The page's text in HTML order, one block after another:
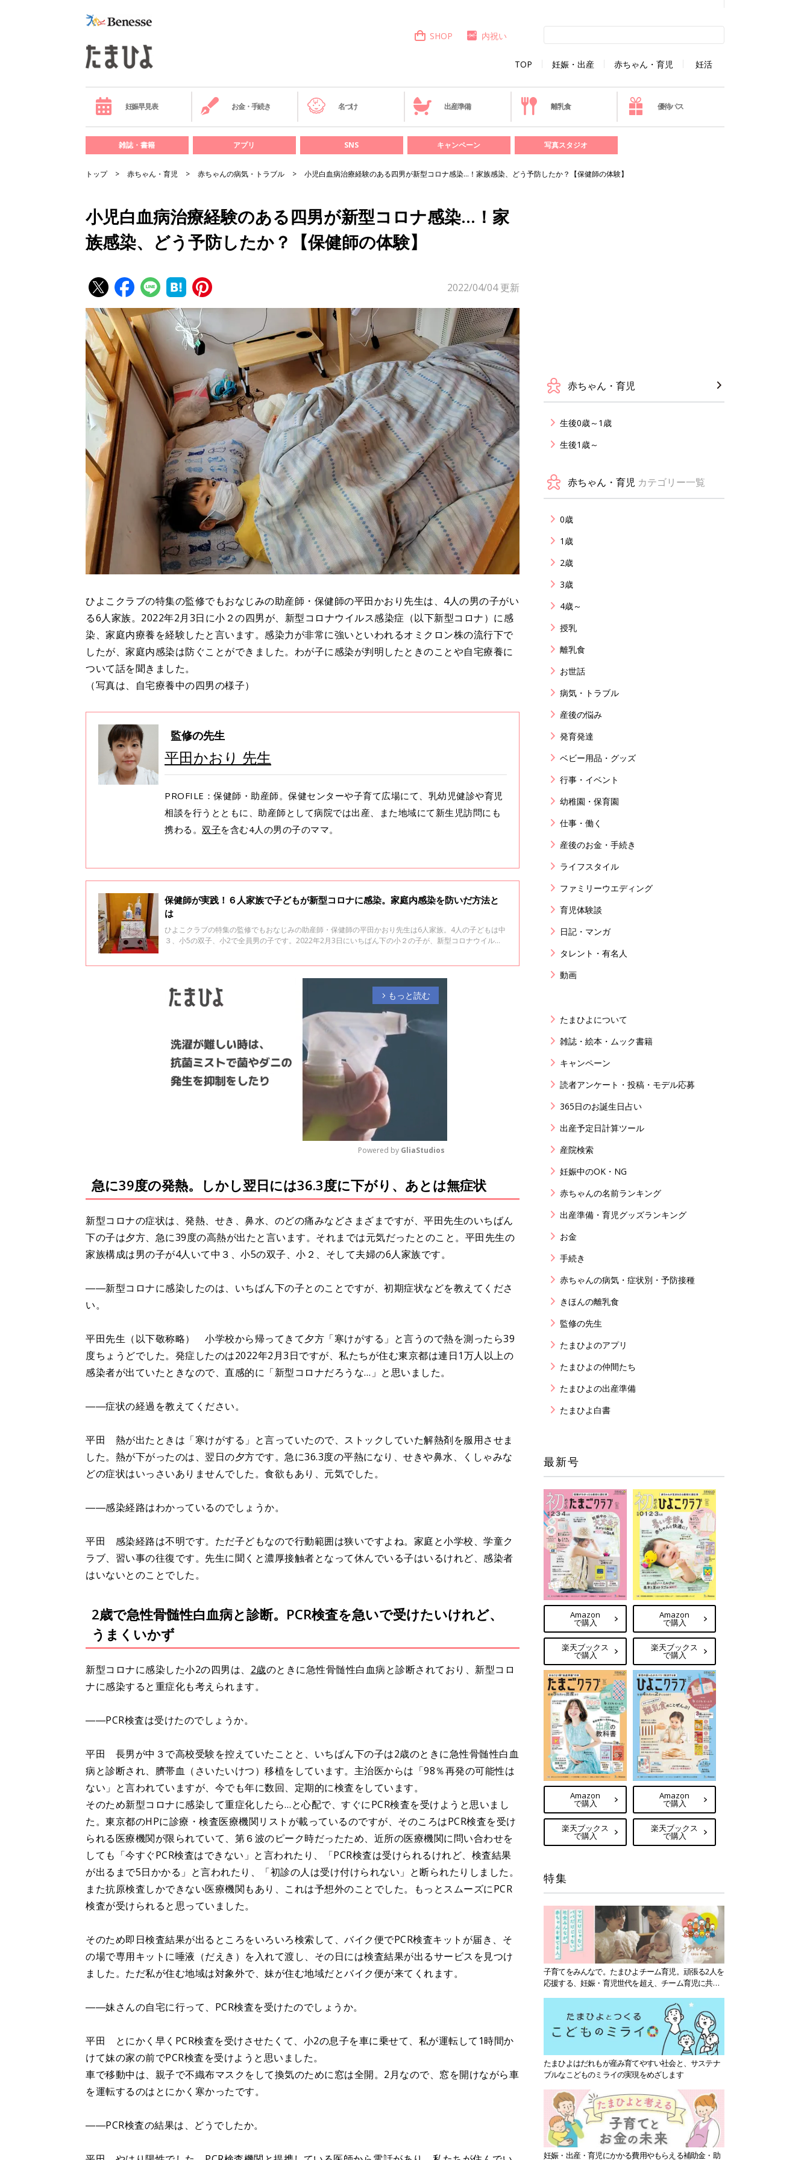
TOP 妊娠・出産 赤ちゃん・育児 妊活
SHOP 内祝い
妊娠早見表 お金・手続き 名づけ 出産準備 離乳食 優待パス
雑誌・書籍 アプリ SNS キャンペーン 写真スタジオ
トップ 赤ちゃん・育児 赤ちゃんの病気・トラブル 小児白血病治療経験のある四男が新型コロナ感染…！家族感染、どう予防したか？【保健師の体験】
小児白血病治療経験のある四男が新型コロナ感染…！家
族感染、どう予防したか？【保健師の体験】
2022/04/04更新
ひよこクラブの特集の監修でもおなじみの助産師・保健師の平田かおり先生は、4人の男の子がい
る6人家族。2022年2月3日に小２の四男が、新型コロナウイルス感染症（以下新型コロナ）に感
染、家庭内療養を経験したと言います。感染力が非常に強いといわれるオミクロン株の流行下で
したが、家庭内感染は防ぐことができました。わが子に感染が判明したときのことや自宅療養に
ついて話を聞きました。
（写真は、自宅療養中の四男の様子）
監修の先生
平田かおり 先生
PROFILE：保健師・助産師。保健センターや子育て広場にて、乳幼児健診や育児
相談を行うとともに、助産師として病院では出産、また地域にて新生児訪問にも
携わる。 双子を含む4人の男の子のママ。
保健師が実践！６人家族で子どもが新型コロナに感染。家庭内感染を防いだ方法と
は
ひよこクラブの特集の監修でもおなじみの助産師・保健師の平田かおり先生は6人家族。4人の子どもは中
３、小5の双子、小2で全員男の子です。2022年2月3日にいちばん下の小２の子が、新型コロナウイルス
arrow_forward_ios もっと読む
u
t
e
Powered by GliaStudios
急に39度の発熱。しかし翌日には36.3度に下がり、あとは無症状
新型コロナの症状は、発熱、せき、鼻水、のどの痛みなどさまざまですが、平田先生のいちばん
下の子は夕方、急に39度の高熱が出たと言います。それまでは元気だったとのこと。平田先生の
家族構成は男の子が4人いて中３、小5の双子、小２、そして夫婦の6人家族です。
――新型コロナに感染したのは、いちばん下の子とのことですが、初期症状などを教えてくださ
い。
平田先生（以下敬称略） 小学校から帰ってきて夕方「寒けがする」と言うので熱を測ったら39
度ちょうどでした。発症したのは2022年2月3日ですが、私たちが住む東京都は連日1万人以上の
感染者が出ていたときなので、直感的に「新型コロナだろうな…」と思いました。
――症状の経過を教えてください。
平田 熱が出たときは「寒けがする」と言っていたので、ストックしていた解熱剤を服用させま
した。熱が下がったのは、翌日の夕方です。急に36.3度の平熱になり、せきや鼻水、くしゃみな
どの症状はいっさいありませんでした。食欲もあり、元気でした。
――感染経路はわかっているのでしょうか。
平田 感染経路は不明です。ただ子どもなので行動範囲は狭いですよね。家庭と小学校、学童ク
ラブ、習い事の往復です。先生に聞くと濃厚接触者となって休んでいる子はいるけれど、感染者
はいないとのことでした。
2歳で急性骨髄性白血病と診断。PCR検査を急いで受けたいけれど、
うまくいかず
新型コロナに感染した小2の四男は、 2歳のときに急性骨髄性白血病と診断されており、新型コロ
ナに感染すると重症化も考えられます。
――PCR検査は受けたのでしょうか。
平田 長男が中３で高校受験を控えていたことと、いちばん下の子は2歳のときに急性骨髄性白血
病と診断され、臍帯血（さいたいけつ）移植をしています。主治医からは「98％再発の可能性は
ない」と言われていますが、今でも年に数回、定期的に検査をしています。
そのため新型コロナに感染して重症化したら…と心配で、すぐにPCR検査を受けようと思いまし
た。東京都のHPに診療・検査医療機関リストが載っているのですが、そのころはPCR検査を受け
られる医療機関が限られていて、第６波のピーク時だったため、近所の医療機関に問い合わせを
しても「今すぐPCR検査はできない」と言われたり、「PCR検査は受けられるけれど、検査結果
が出るまで5日かかる」と言われたり、「初診の人は受け付けられない」と断られたりしました。
また抗原検査しかできない医療機関もあり、これは予想外のことでした。もっとスムーズにPCR
検査が受けられると思っていました。
そのため即日検査結果が出るところをいろいろ検索して、バイク便でPCR検査キットが届き、そ
の場で専用キットに唾液（だえき）を入れて渡し、その日には検査結果が出るサービスを見つけ
ました。ただ私が住む地域は対象外で、妹が住む地域だとバイク便が来てくれます。
――妹さんの自宅に行って、PCR検査を受けたのでしょうか。
平田 とにかく早くPCR検査を受けさせたくて、小2の息子を車に乗せて、私が運転して1時間か
けて妹の家の前でPCR検査を受けようと思いました。
車で移動中は、親子で不織布マスクをして換気のために窓は全開。2月なので、窓を開けながら車
を運転するのはとにかく寒かったです。
――PCR検査の結果は、どうでしたか。
赤ちゃん・育児
生後0歳～1歳
生後1歳～
赤ちゃん・育児 カテゴリー一覧
0歳
1歳
2歳
3歳
4歳～
授乳
離乳食
お世話
病気・トラブル
産後の悩み
発育発達
ベビー用品・グッズ
行事・イベント
幼稚園・保育園
仕事・働く
産後のお金・手続き
ライフスタイル
ファミリーウエディング
育児体験談
日記・マンガ
タレント・有名人
動画
たまひよについて
雑誌・絵本・ムック書籍
キャンペーン
読者アンケート・投稿・モデル応募
365日のお誕生日占い
出産予定日計算ツール
産院検索
妊娠中のOK・NG
赤ちゃんの名前ランキング
出産準備・育児グッズランキング
お金
手続き
赤ちゃんの病気・症状別・予防接種
きほんの離乳食
監修の先生
たまひよのアプリ
たまひよの仲間たち
たまひよの出産準備
たまひよ白書
最新号
Amazon
で購入
楽天ブックス
で購入
Amazon
で購入
楽天ブックス
で購入
Amazon
で購入
楽天ブックス
で購入
Amazon
で購入
楽天ブックス
で購入
特集
子育てをみんなで。たまひよチーム育児。頑張る2人を
応援する、妊娠・育児世代を超え、チーム育児に共感
たまひよはだれもが産み育てやすい社会と、サステナ
ブルなこどものミライの実現をめざします
妊娠・出産・育児にかかる費用やもらえる補助金・助